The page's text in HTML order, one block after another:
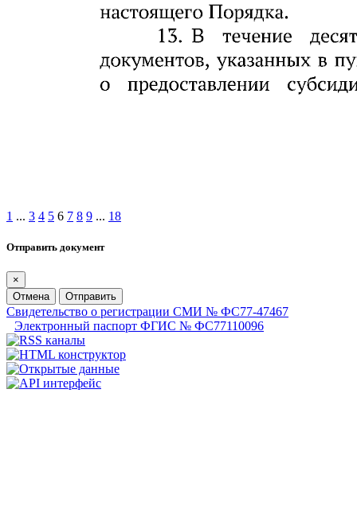
1 ... 3 4 5 6 7 8 9 ... 18
Отправить документ
×
Отмена
Отправить
Свидетельство о регистрации СМИ № ФС77-47467
Электронный паспорт ФГИС № ФС77110096